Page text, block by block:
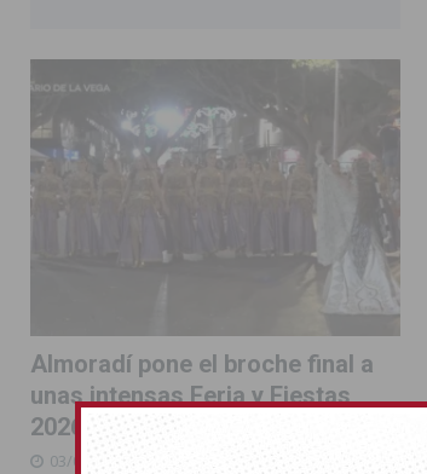
Almoradí pone el broche final a
unas intensas Feria y Fiestas
2026
03/08/2026